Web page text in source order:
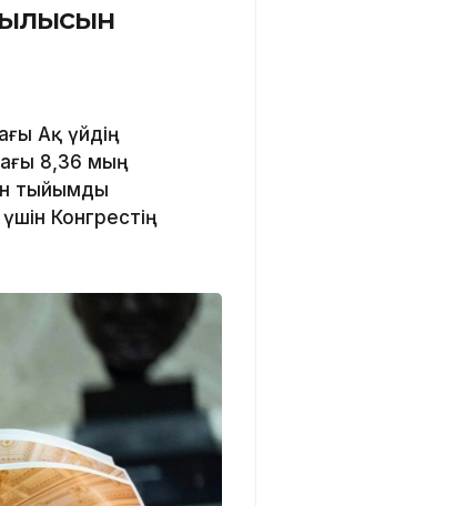
Ақ үйдің
8,36 мың
тыйымды
Конгрестің